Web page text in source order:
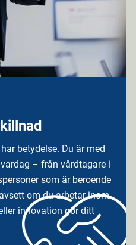
betydelse. Du är med
– från vårdtagare i
som är beroende
om du arbetar inom
innovation gör ditt